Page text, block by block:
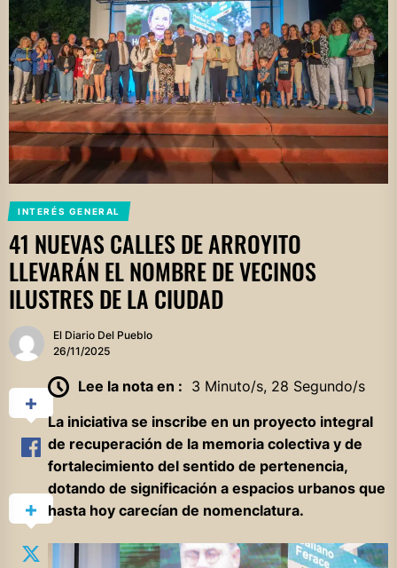
INTERÉS GENERAL
41 NUEVAS CALLES DE ARROYITO
LLEVARÁN EL NOMBRE DE VECINOS
ILUSTRES DE LA CIUDAD
El Diario Del Pueblo
26/11/2025
Lee la nota en : 3 Minuto/s, 28 Segundo/s
La iniciativa se inscribe en un proyecto integral
de recuperación de la memoria colectiva y de
fortalecimiento del sentido de pertenencia,
dotando de significación a espacios urbanos que
hasta hoy carecían de nomenclatura.